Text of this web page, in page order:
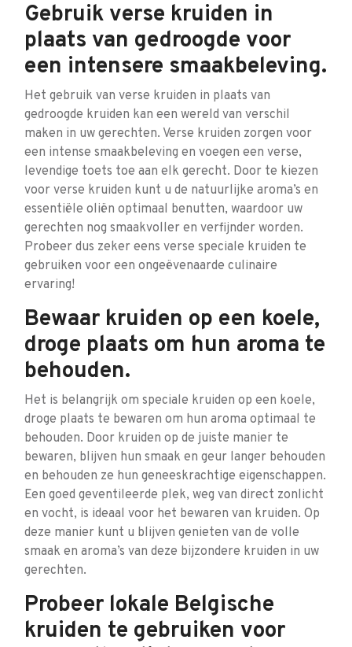
Gebruik verse kruiden in
plaats van gedroogde voor
een intensere smaakbeleving.
Het gebruik van verse kruiden in plaats van
gedroogde kruiden kan een wereld van verschil
maken in uw gerechten. Verse kruiden zorgen voor
een intense smaakbeleving en voegen een verse,
levendige toets toe aan elk gerecht. Door te kiezen
voor verse kruiden kunt u de natuurlijke aroma’s en
essentiële oliën optimaal benutten, waardoor uw
gerechten nog smaakvoller en verfijnder worden.
Probeer dus zeker eens verse speciale kruiden te
gebruiken voor een ongeëvenaarde culinaire
ervaring!
Bewaar kruiden op een koele,
droge plaats om hun aroma te
behouden.
Het is belangrijk om speciale kruiden op een koele,
droge plaats te bewaren om hun aroma optimaal te
behouden. Door kruiden op de juiste manier te
bewaren, blijven hun smaak en geur langer behouden
en behouden ze hun geneeskrachtige eigenschappen.
Een goed geventileerde plek, weg van direct zonlicht
en vocht, is ideaal voor het bewaren van kruiden. Op
deze manier kunt u blijven genieten van de volle
smaak en aroma’s van deze bijzondere kruiden in uw
gerechten.
Probeer lokale Belgische
kruiden te gebruiken voor